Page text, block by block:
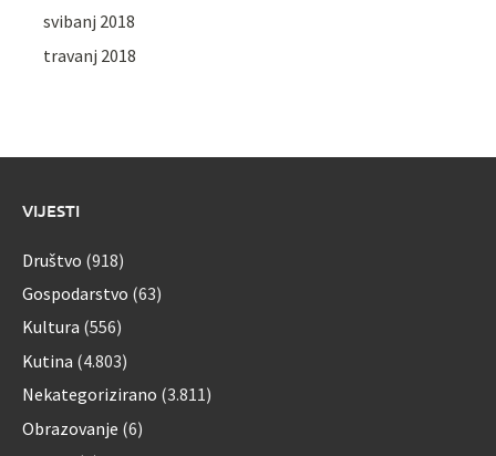
svibanj 2018
travanj 2018
VIJESTI
Društvo (918)
Gospodarstvo (63)
Kultura (556)
Kutina (4.803)
Nekategorizirano (3.811)
Obrazovanje (6)